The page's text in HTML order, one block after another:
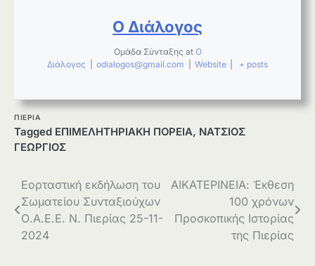
Ο Διάλογος
Ομάδα Σύνταξης at Ο
Διάλογος
odialogos@gmail.com Website + posts
ΠΙΕΡΙΑ
Tagged ΕΠΙΜΕΛΗΤΗΡΙΑΚΗ ΠΟΡΕΙΑ, ΝΑΤΣΙΟΣ
ΓΕΩΡΓΙΟΣ
Πλοήγηση
άρθρων
Εορταστική εκδήλωση του
Σωματείου Συνταξιούχων
Ο.Α.Ε.Ε. Ν. Πιερίας 25-11-
2024
ΑΙΚΑΤΕΡΙΝΕΙΑ: Έκθεση
100 χρόνων
Προσκοπικής Ιστορίας
της Πιερίας